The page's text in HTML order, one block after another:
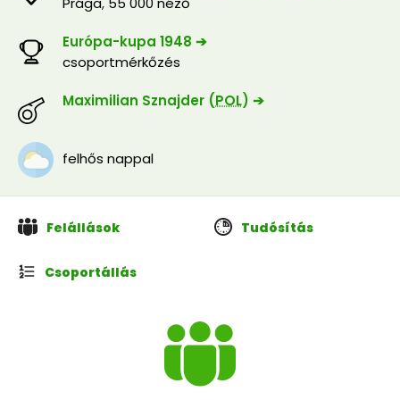
Európa-kupa 1948 ➔
csoportmérkőzés
Maximilian Sznajder (POL) ➔
felhős nappal
Felállások Tudósítás
Csoportállás